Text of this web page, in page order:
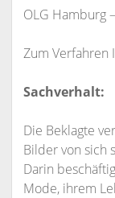
OLG Hamburg
Zum Verfahren
Sachverhalt:
Die Beklagte
Bilder von sich
Darin
Mode, ihrem